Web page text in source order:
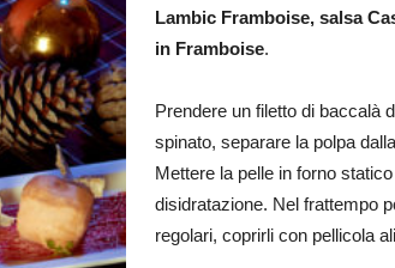
Lambic Framboise, salsa
in Framboise.
Prendere un filetto di baccalà
spinato, separare la polpa
Mettere la pelle in forno
disidratazione. Nel frattempo
regolari, coprirli con pellicola